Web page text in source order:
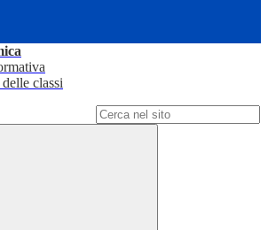
classi